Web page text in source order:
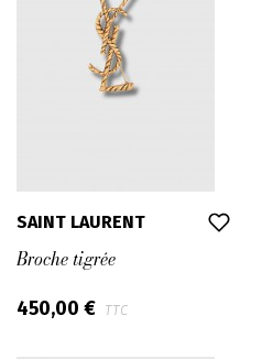
SAINT LAURENT
Broche tigrée
450,00 € TTC